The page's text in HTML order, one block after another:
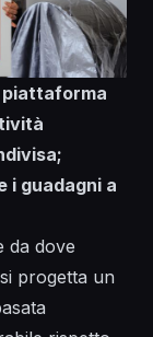
piattaforma
i guadagni a
da dove
progetta un